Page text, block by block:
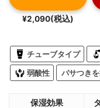
¥2,090(税込)
チューブタイプ
弱酸性 パサつき
保湿効果